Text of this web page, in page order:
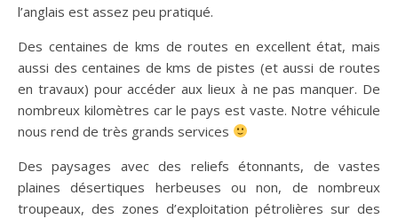
l’anglais est assez peu pratiqué.
Des centaines de kms de routes en excellent état, mais
aussi des centaines de kms de pistes (et aussi de routes
en travaux) pour accéder aux lieux à ne pas manquer. De
nombreux kilomètres car le pays est vaste. Notre véhicule
nous rend de très grands services
Des paysages avec des reliefs étonnants, de vastes
plaines désertiques herbeuses ou non, de nombreux
troupeaux, des zones d’exploitation pétrolières sur des